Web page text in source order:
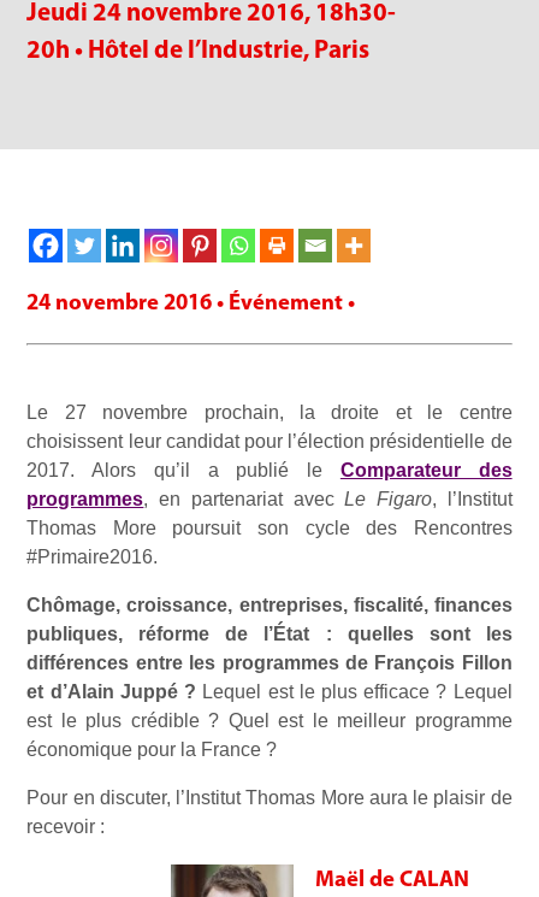
Jeudi 24 novembre 2016, 18h30-
20h • Hôtel de l’Industrie, Paris
24 novembre 2016 • Événement •
Le 27 novembre prochain, la droite et le centre
choisissent leur candidat pour l’élection présidentielle de
2017. Alors qu’il a publié le Comparateur des
programmes, en partenariat avecLe Figaro, l’Institut
Thomas More poursuit son cycle des Rencontres
#Primaire2016.
Chômage, croissance, entreprises, fiscalité, finances
publiques, réforme de l’État : quelles sont les
différences entre les programmes de François Fillon
et d’Alain Juppé ? Lequel est le plus efficace ? Lequel
est le plus crédible ? Quel est le meilleur programme
économique pour la France ?
Pour en discuter, l’Institut Thomas More aura le plaisir de
recevoir :
Maël de CALAN